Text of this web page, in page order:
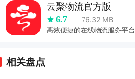
云聚物流官方版
6.7
76.32 MB
高效便捷的在线物流服务平台
相关盘点